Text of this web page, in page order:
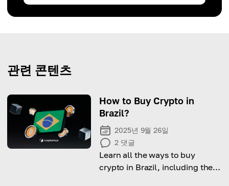
관련 콘텐츠
How to Buy Crypto in
Brazil?
2025년 9월 26일
2 댓글
Learn all the ways to buy
crypto in Brazil, including the